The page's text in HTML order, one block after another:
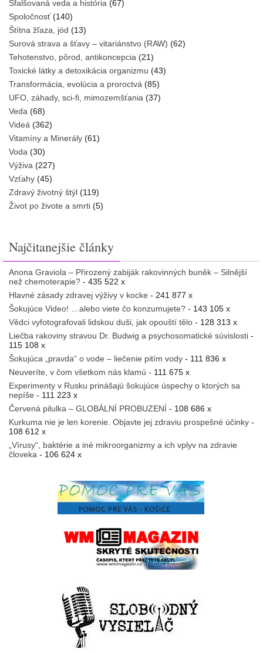
Sfalšovaná veda a história (67)
Spoločnosť(140)
Štítna žľaza, jód (13)
Surová strava a šťavy – vitariánstvo (RAW) (62)
Tehotenstvo, pôrod, antikoncepcia (21)
Toxické látky a detoxikácia organizmu (43)
Transformácia, evolúcia a proroctvá (85)
UFO, záhady, sci-fi, mimozemšťania (37)
Veda (68)
Videá (362)
Vitamíny a Minerály (61)
Voda (30)
Výživa (227)
Vzťahy (45)
Zdravý životný štýl (119)
Život po živote a smrti (5)
Najčitanejšie články
Anona Graviola – Přirozený zabiják rakovinných buněk – Silnější
než chemoterapie? - 435 522 x
Hlavné zásady zdravej výživy v kocke - 241 877 x
Šokujúce Video! …alebo viete čo konzumujete? - 143 105 x
Vědci vyfotografovali lidskou duši, jak opouští tělo - 128 313 x
Liečba rakoviny stravou Dr. Budwig a psychosomatické súvislosti -
115 108 x
Šokujúca „pravda“ o vode – liečenie pitím vody - 111 836 x
Neuveríte, v čom všetkom nás klamú - 111 675 x
Experimenty v Rusku prinášajú šokujúce úspechy o ktorých sa
nepíše - 111 223 x
Červená pilulka – GLOBÁLNÍ PROBUZENÍ - 108 686 x
Kurkuma nie je len korenie. Objavte jej zdraviu prospešné účinky -
108 612 x
„Vírusy“, baktérie a iné mikroorganizmy a ich vplyv na zdravie
človeka - 106 624 x